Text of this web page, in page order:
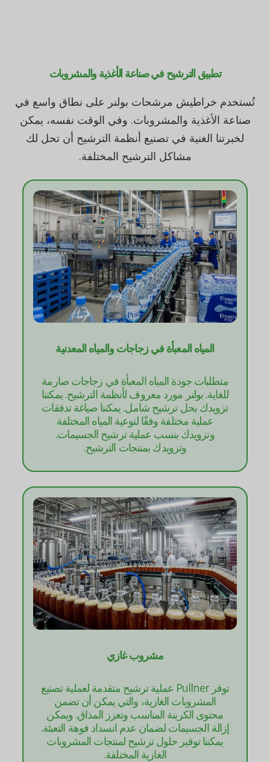
تطبيق الترشيح في صناعة الأغذية والمشروبات
تُستخدم خراطيش مرشحات بولنر على نطاق واسع في
صناعة الأغذية والمشروبات. وفي الوقت نفسه، يمكن
لخبرتنا الغنية في تصنيع أنظمة الترشيح أن تحل لك
مشاكل الترشيح المختلفة.
المياه المعبأة في زجاجات والمياه المعدنية
متطلبات جودة المياه المعبأة في زجاجات صارمة
للغاية. بولنر مورد معروف لأنظمة الترشيح. يمكننا
تزويدك بحل ترشيح شامل. يمكننا صياغة تدفقات
عملية مختلفة وفقًا لنوعية المياه المختلفة
وتزويدك بنسب عملية ترشيح الجسيمات.
وتزويدك بمنتجات الترشيح.
مشروب غازي
توفر Pullner عملية ترشيح متقدمة لعملية تصنيع
المشروبات الغازية، والتي يمكن أن تضمن
محتوى الكربنة المناسب وتعزز المذاق. ويمكن
إزالة الجسيمات لضمان عدم انسداد فوهة التعبئة.
يمكننا توفير حلول ترشيح لمنتجات المشروبات
الغازية المختلفة.